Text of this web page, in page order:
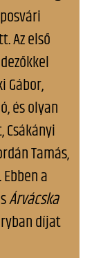
Az első
Gábor,
és olyan
Tamás,
a
Árvácska
díjat